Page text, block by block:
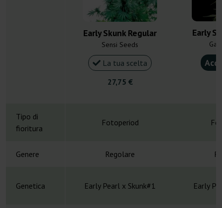
Early Skunk Regular
Sensi Seeds
La tua scelta
27,75 €
Early
Tipo di
fioritura
Fotoperiod
Genere Regolare
Genetica Early Pearl x Skunk#1 Early